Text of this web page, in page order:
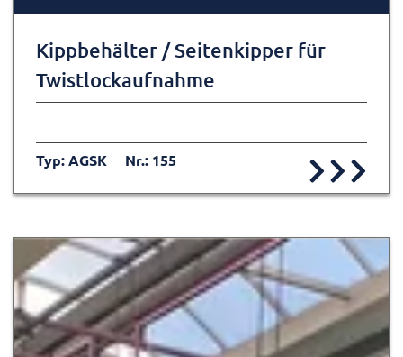
Kippbehälter / Seitenkipper für
Twistlockaufnahme
Typ: AGSK Nr.: 155
Zur Detailseite